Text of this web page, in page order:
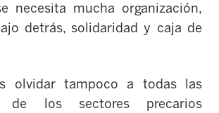
necesita mucha organización,
detrás, solidaridad y caja de
olvidar tampoco a todas las
de los sectores precarios